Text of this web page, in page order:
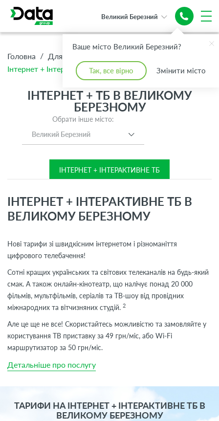
Ваше місто Великий Березний?
Так, все вірно Змінити місто
Великий Березний
Надійний
Головна / Для Дому
Інтернет + Інтерактивне ТБ
ІНТЕРНЕТ + ТБ В ВЕЛИКОМУ
БЕРЕЗНОМУ
Обрати інше місто:
Великий Березний
ІНТЕРНЕТ + ІНТЕРАКТИВНЕ ТБ
ІНТЕРНЕТ + ІНТЕРАКТИВНЕ ТБ В
ВЕЛИКОМУ БЕРЕЗНОМУ
Нові тарифи зі швидкісним інтернетом і різноманіття
цифрового телебачення!
Сотні кращих українських та світових телеканалів на будь-який
смак. А також онлайн-кінотеатр, що налічує понад 20 000
фільмів, мультфільмів, серіалів та ТВ-шоу від провідних
міжнародних та вітчизняних студій. 2
Але це ще не все! Скористайтесь можливістю та замовляйте у
користування ТВ приставку за 49 грн/міс, або Wi-Fi
маршрутизатор за 50 грн/міс.
Детальніше про послугу
ТАРИФИ НА ІНТЕРНЕТ + ІНТЕРАКТИВНЕ ТБ В
ВЕЛИКОМУ БЕРЕЗНОМУ